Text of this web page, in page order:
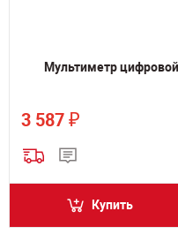
Мультиметр
3 587 ₽
Купить